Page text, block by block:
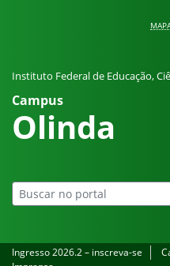
Instituto Federal de Educação,
Campus
Olinda
Ingresso 2026.2 – inscreva-se